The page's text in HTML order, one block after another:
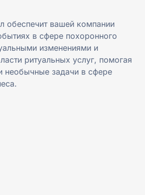
обеспечит вашей компании
в сфере похоронного
изменениями и
ритуальных услуг, помогая
необычные задачи в сфере